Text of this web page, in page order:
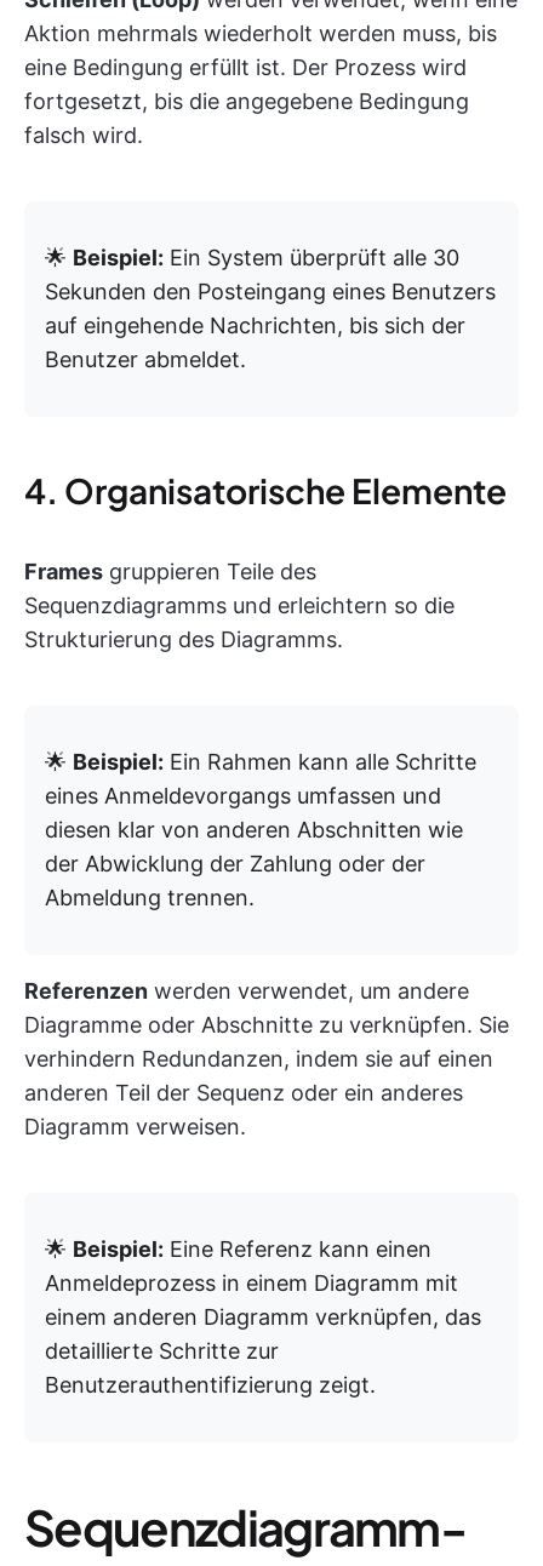
Aktion mehrmals wiederholt werden muss, bis
eine Bedingung erfüllt ist. Der Prozess wird
fortgesetzt, bis die angegebene Bedingung
falsch wird.
🌟 Beispiel: Ein System überprüft alle 30
Sekunden den Posteingang eines Benutzers
auf eingehende Nachrichten, bis sich der
Benutzer abmeldet.
4. Organisatorische Elemente
Frames gruppieren Teile des
Sequenzdiagramms und erleichtern so die
Strukturierung des Diagramms.
🌟 Beispiel: Ein Rahmen kann alle Schritte
eines Anmeldevorgangs umfassen und
diesen klar von anderen Abschnitten wie
der Abwicklung der Zahlung oder der
Abmeldung trennen.
Referenzen werden verwendet, um andere
Diagramme oder Abschnitte zu verknüpfen. Sie
verhindern Redundanzen, indem sie auf einen
anderen Teil der Sequenz oder ein anderes
Diagramm verweisen.
🌟 Beispiel: Eine Referenz kann einen
Anmeldeprozess in einem Diagramm mit
einem anderen Diagramm verknüpfen, das
detaillierte Schritte zur
Benutzerauthentifizierung zeigt.
Sequenzdiagramm-